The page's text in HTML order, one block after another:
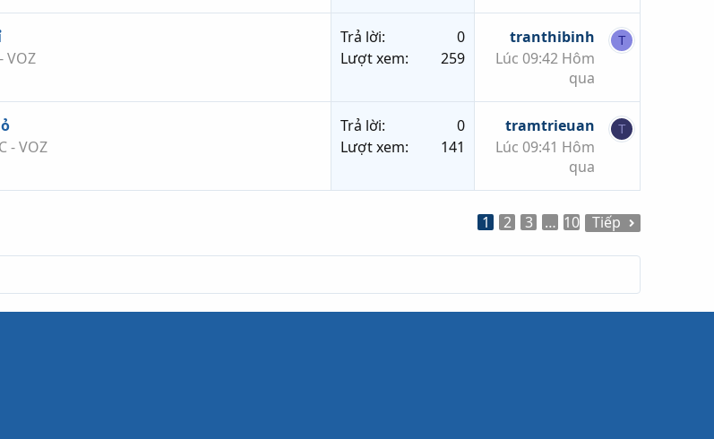
VOZ
Trả lời
0
Lượt xem
259
tranthibinh
Lúc 09:42 Hôm
qua
T
- VOZ
Trả lời
0
Lượt xem
141
tramtrieuan
Lúc 09:41 Hôm
qua
T
1 2 3 … 10 Tiếp